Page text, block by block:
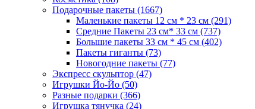
Подарочные пакеты (1667)
Маленькие пакеты 12 см * 23 см (291)
Средние Пакеты 23 см* 33 см (737)
Большие пакеты 33 см * 45 см (402)
Пакеты гиганты (73)
Новогодние пакеты (77)
Экспресс скульптор (47)
Игрушки Йо-Йо (50)
Разные подарки (366)
Игрушка тянучка (24)